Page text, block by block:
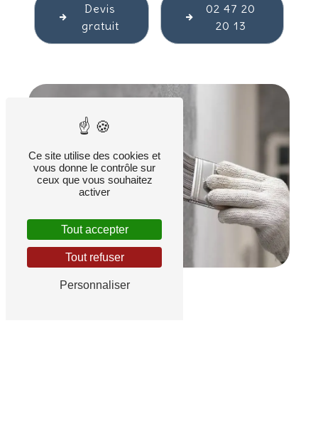
Devis
gratuit
02 47 20
20 13
Ce site utilise des cookies et
vous donne le contrôle sur
ceux que vous souhaitez
activer
Tout accepter
Tout refuser
Personnaliser